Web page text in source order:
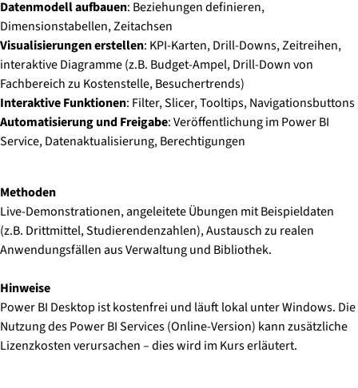
Datenmodell aufbauen: Beziehungen definieren,
Dimensionstabellen, Zeitachsen
Visualisierungen erstellen: KPI-Karten, Drill-Downs, Zeitreihen,
interaktive Diagramme (z.B. Budget-Ampel, Drill-Down von
Fachbereich zu Kostenstelle, Besuchertrends)
Interaktive Funktionen: Filter, Slicer, Tooltips, Navigationsbuttons
Automatisierung und Freigabe: Veröffentlichung im Power BI
Service, Datenaktualisierung, Berechtigungen
Methoden
Live-Demonstrationen, angeleitete Übungen mit Beispieldaten
(z.B. Drittmittel, Studierendenzahlen), Austausch zu realen
Anwendungsfällen aus Verwaltung und Bibliothek.
Hinweise
Power BI Desktop ist kostenfrei und läuft lokal unter Windows. Die
Nutzung des Power BI Services (Online-Version) kann zusätzliche
Lizenzkosten verursachen – dies wird im Kurs erläutert.